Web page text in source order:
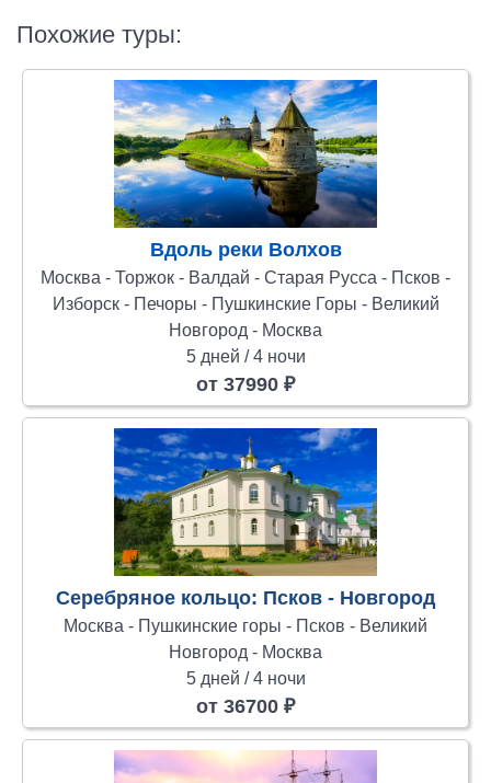
Похожие туры:
Вдоль реки Волхов
Москва - Торжок - Валдай - Старая Русса - Псков -
Изборск - Печоры - Пушкинские Горы - Великий
Новгород - Москва
5 дней / 4 ночи
от 37990 ₽
Серебряное кольцо: Псков - Новгород
Москва - Пушкинские горы - Псков - Великий
Новгород - Москва
5 дней / 4 ночи
от 36700 ₽